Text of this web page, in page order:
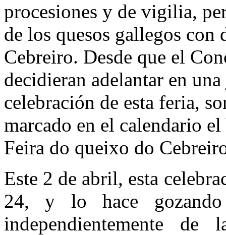
procesiones y de vigilia,
de los quesos gallegos
Cebreiro. Desde que el
decidieran adelantar en
celebración de esta feria,
marcado en el calendario
Feira do queixo do
Este 2 de abril, esta
24, y lo hace
independientemente de